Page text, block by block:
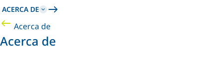
ACERCA DE
Acerca de
Acerca de